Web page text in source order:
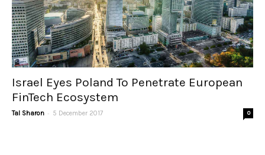
Israel Eyes Poland To Penetrate European
FinTech Ecosystem
Tal Sharon - 5 December 2017 0